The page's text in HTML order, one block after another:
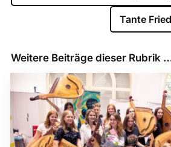
Tante
Weitere Beiträge dieser Rubrik